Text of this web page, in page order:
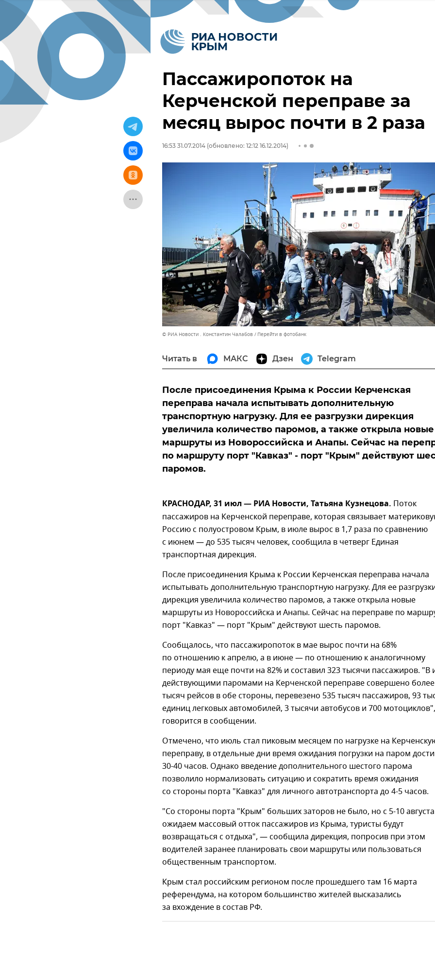
Пассажиропоток на
Керченской переправе за
месяц вырос почти в 2 раза
16:53 31.07.2014 (обновлено: 12:12 16.12.2014)
© РИА Новости . Константин Чалабов Перейти в фотобанк
Читать в МАКС Дзен Telegram
После присоединения Крыма к России Керченская
переправа начала испытывать дополнительную
транспортную нагрузку. Для ее разгрузки дирекция
увеличила количество паромов, а также открыла новые
маршруты из Новороссийска и Анапы. Сейчас на
по маршруту порт "Кавказ" - порт "Крым" действуют
паромов.
КРАСНОДАР, 31 июл — РИА Новости, Татьяна Кузнецова. Поток
пассажиров на Керченской переправе, которая связывает
Россию с полуостровом Крым, в июле вырос в 1,7 раза по сравнению
с июнем — до 535 тысяч человек, сообщила в четверг Единая
транспортная дирекция.
После присоединения Крыма к России Керченская переправа начала
испытывать дополнительную транспортную нагрузку. Для ее
дирекция увеличила количество паромов, а также открыла новые
маршруты из Новороссийска и Анапы. Сейчас на переправе по
порт "Кавказ" — порт "Крым" действуют шесть паромов.
Сообщалось, что пассажиропоток в мае вырос почти на 68%
по отношению к апрелю, а в июне — по отношению к аналогичному
периоду мая еще почти на 82% и составил 323 тысячи пассажиров. "В
действующими паромами на Керченской переправе совершено
тысяч рейсов в обе стороны, перевезено 535 тысяч пассажиров, 93
единиц легковых автомобилей, 3 тысячи автобусов и 700
говорится в сообщении.
Отмечено, что июль стал пиковым месяцем по нагрузке на
переправу, в отдельные дни время ожидания погрузки на паром
30-40 часов. Однако введение дополнительного шестого парома
позволило нормализовать ситуацию и сократить время ожидания
со стороны порта "Кавказ" для личного автотранспорта до 4-5 часов.
"Со стороны порта "Крым" больших заторов не было, но с 5-10
ожидаем массовый отток пассажиров из Крыма, туристы будут
возвращаться с отдыха", — сообщила дирекция, попросив при этом
водителей заранее планировать свои маршруты или пользоваться
общественным транспортом.
Крым стал российским регионом после прошедшего там 16 марта
референдума, на котором большинство жителей высказались
за вхождение в состав РФ.